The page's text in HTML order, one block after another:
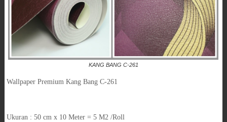
KANG BANG C-261
Wallpaper Premium Kang Bang C-261
Ukuran : 50 cm x 10 Meter = 5 M2 /Roll